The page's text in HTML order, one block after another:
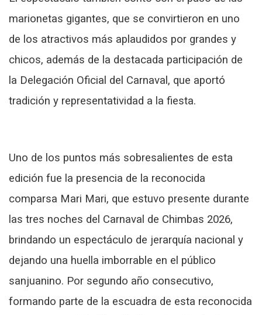
marionetas gigantes, que se convirtieron en uno
de los atractivos más aplaudidos por grandes y
chicos, además de la destacada participación de
la Delegación Oficial del Carnaval, que aportó
tradición y representatividad a la fiesta.
Uno de los puntos más sobresalientes de esta
edición fue la presencia de la reconocida
comparsa Mari Mari, que estuvo presente durante
las tres noches del Carnaval de Chimbas 2026,
brindando un espectáculo de jerarquía nacional y
dejando una huella imborrable en el público
sanjuanino. Por segundo año consecutivo,
formando parte de la escuadra de esta reconocida